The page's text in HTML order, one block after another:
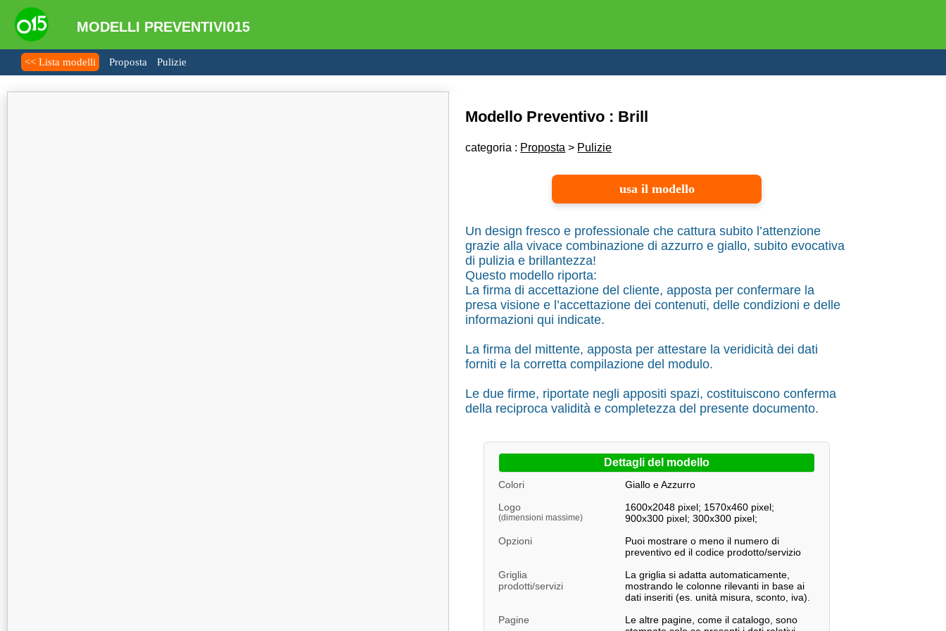
MODELLI PREVENTIVI015
<< Lista modelli Proposta Pulizie
Modello Preventivo : Brill
categoria : Proposta > Pulizie
usa il modello
Un design fresco e professionale che cattura subito l’attenzione
grazie alla vivace combinazione di azzurro e giallo, subito evocativa
di pulizia e brillantezza!
Questo modello riporta:
La firma di accettazione del cliente, apposta per confermare la
presa visione e l’accettazione dei contenuti, delle condizioni e delle
informazioni qui indicate.
La firma del mittente, apposta per attestare la veridicità dei dati
forniti e la corretta compilazione del modulo.
Le due firme, riportate negli appositi spazi, costituiscono conferma
della reciproca validità e completezza del presente documento.
Dettagli del modello
Colori
Giallo e Azzurro
Logo
(dimensioni massime)
1600x2048 pixel; 1570x460 pixel;
900x300 pixel; 300x300 pixel;
Opzioni
Puoi mostrare o meno il numero di
preventivo ed il codice prodotto/servizio
Griglia
prodotti/servizi
La griglia si adatta automaticamente,
mostrando le colonne rilevanti in base ai
dati inseriti (es. unità misura, sconto, iva).
Pagine
Le altre pagine, come il catalogo, sono